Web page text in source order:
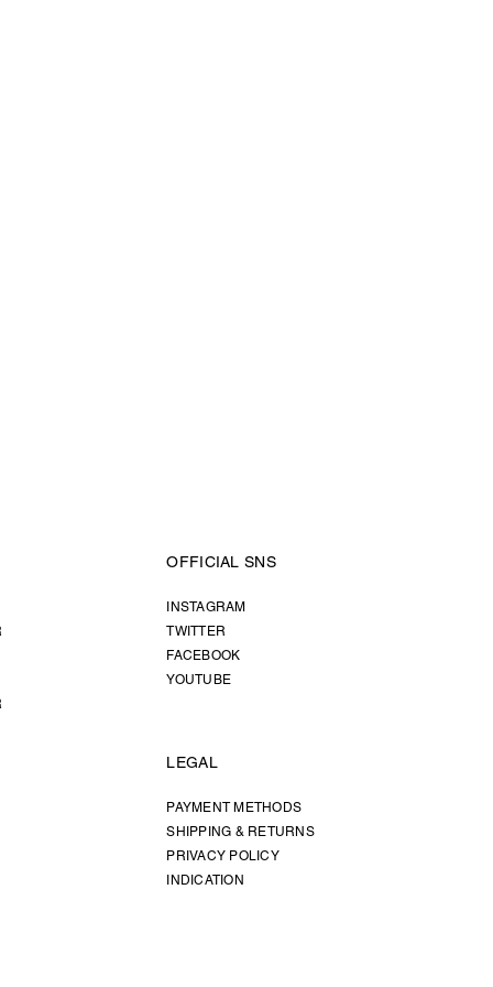
OFFICIAL SNS
INSTAGRAM
TWITTER
FACEBOOK
YOUTUBE
LEGAL
PAYMENT METHODS
SHIPPING & RETURNS
PRIVACY POLICY
INDICATION